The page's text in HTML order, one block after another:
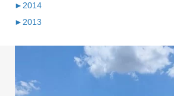
► 2014
► 2013